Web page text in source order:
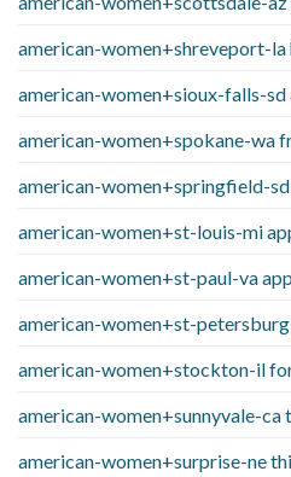
american-women+shreveport-la
american-women+sioux-falls-sd
american-women+spokane-wa
american-women+springfield-
american-women+st-louis-mi
american-women+st-paul-va
american-women+st-
american-women+stockton-il
american-women+sunnyvale-ca
american-women+surprise-ne